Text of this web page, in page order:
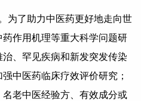
为了助力中医药更好地走向世
作用机理等重大科学问题研
、罕见疾病和新发突发传染
中医药临床疗效评价研究；
老中医经验方、有效成分或